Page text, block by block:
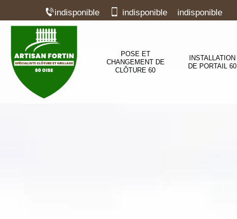
indisponible indisponible indisponible
POSE ET
CHANGEMENT DE
CLÔTURE 60
INSTALLATION
DE PORTAIL 60